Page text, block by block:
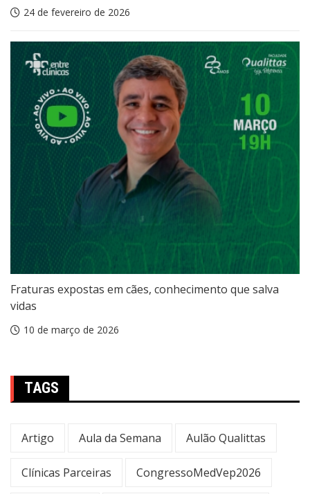
24 de fevereiro de 2026
Fraturas expostas em cães, conhecimento que salva
vidas
10 de março de 2026
TAGS
Artigo Aula da Semana Aulão Qualittas
Clínicas Parceiras CongressoMedVep2026